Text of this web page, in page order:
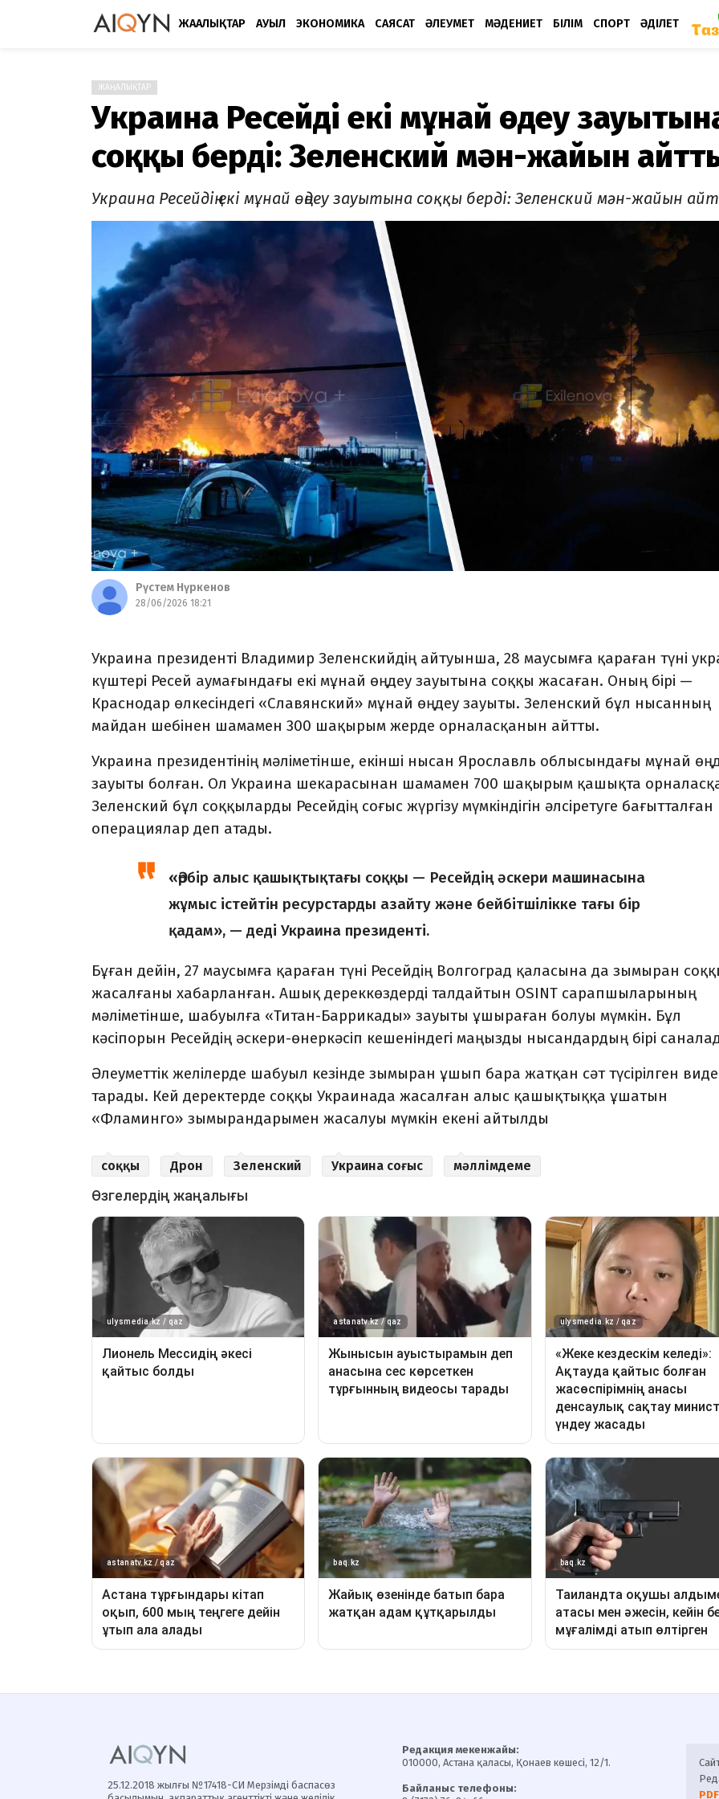
ЖАҢАЛЫҚТАР АУЫЛ ЭКОНОМИКА САЯСАТ ӘЛЕУМЕТ МӘДЕНИЕТ БІЛІМ СПОРТ ӘДІЛЕТ
ЖАҢАЛЫҚТАР
Украина Ресейдің екі мұнай өңдеу
соққы берді: Зеленский мән-жайын
Украина Ресейдің екі мұнай өңдеу зауытына соққы берді: Зеленский мән-жайын
Рүстем Нүркенов
28/06/2026 18:21
Украина президенті Владимир Зеленскийдің айтуынша, 28 маусымға қараған түні
күштері Ресей аумағындағы екі мұнай өңдеу зауытына соққы жасаған. Оның бірі —
Краснодар өлкесіндегі «Славянский» мұнай өңдеу зауыты. Зеленский бұл нысанның
майдан шебінен шамамен 300 шақырым жерде орналасқанын айтты.
Украина президентінің мәліметінше, екінші нысан Ярославль облысындағы мұнай
зауыты болған. Ол Украина шекарасынан шамамен 700 шақырым қашықта
Зеленский бұл соққыларды Ресейдің соғыс жүргізу мүмкіндігін әлсіретуге бағытталған
операциялар деп атады.
«Әрбір алыс қашықтықтағы соққы — Ресейдің әскери машинасына
жұмыс істейтін ресурстарды азайту және бейбітшілікке тағы бір
қадам», — деді Украина президенті.
Бұған дейін, 27 маусымға қараған түні Ресейдің Волгоград қаласына да зымыран
жасалғаны хабарланған. Ашық дереккөздерді талдайтын OSINT сарапшыларының
мәліметінше, шабуылға «Титан-Баррикады» зауыты ұшыраған болуы мүмкін. Бұл
кәсіпорын Ресейдің әскери-өнеркәсіп кешеніндегі маңызды нысандардың бірі
Әлеуметтік желілерде шабуыл кезінде зымыран ұшып бара жатқан сәт түсірілген
тарады. Кей деректерде соққы Украинада жасалған алыс қашықтыққа ұшатын
«Фламинго» зымырандарымен жасалуы мүмкін екені айтылды
соққы Дрон Зеленский Украина соғыс мәллімдеме
25.12.2018 жылғы №17418-СИ Мерзімді баспасөз
Редакция мекенжайы:
010000, Астана қаласы, Қонаев көшесі, 12/1.
Байланыс телефоны: